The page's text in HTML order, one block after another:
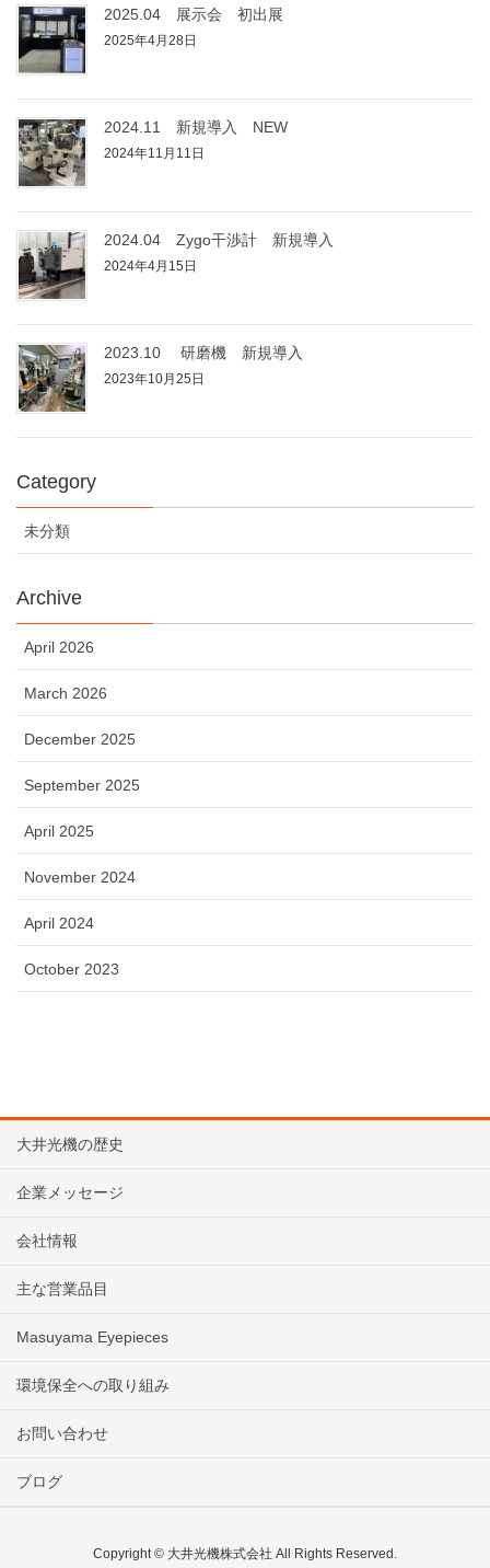
2025.04 展示会 初出展
2025年4月28日
2024.11 新規導入 NEW
2024年11月11日
2024.04 Zygo干渉計 新規導入
2024年4月15日
2023.10 研磨機 新規導入
2023年10月25日
Category
未分類
Archive
April 2026
March 2026
December 2025
September 2025
April 2025
November 2024
April 2024
October 2023
大井光機の歴史
企業メッセージ
会社情報
主な営業品目
Masuyama Eyepieces
環境保全への取り組み
お問い合わせ
ブログ
Copyright © 大井光機株式会社 All Rights Reserved.